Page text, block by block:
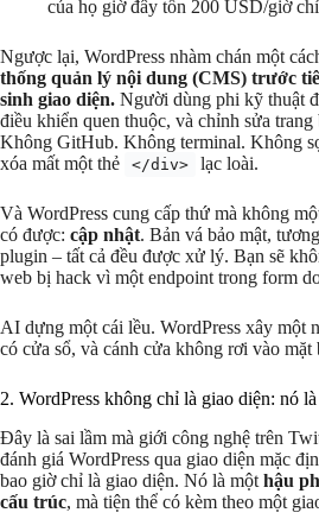
của họ giờ đây tốn 200 USD/giờ
Ngược lại, WordPress nhàm chán một
thống quản lý nội dung (CMS) trước
sinh giao diện. Người dùng phi kỹ thuật
điều khiển quen thuộc, và chỉnh sửa
Không GitHub. Không terminal. Không
xóa mất một thẻ
</div> lạc loài.
Và WordPress cung cấp thứ mà không
có được: cập nhật. Bản vá bảo mật,
plugin – tất cả đều được xử lý. Bạn sẽ
web bị hack vì một endpoint trong form
AI dựng một cái lều. WordPress xây một
có cửa sổ, và cánh cửa không rơi vào
2. WordPress không chỉ là giao diện: nó
Đây là sai lầm mà giới công nghệ trên
đánh giá WordPress qua giao diện mặc
bao giờ chỉ là giao diện. Nó là một hậu
cấu trúc, mà tiện thể có kèm theo một